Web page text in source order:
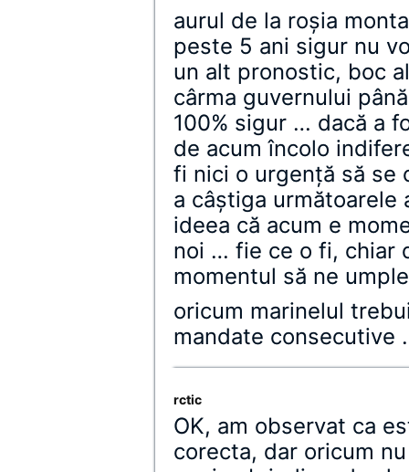
aurul de la roşia
peste 5 ani sigur nu
un alt pronostic, boc
cârma guvernului
100% sigur … dacă a
de acum încolo
fi nici o urgenţă să se
a câştiga următoarele
ideea că acum e
noi … fie ce o fi, chiar
momentul să ne
oricum marinelul
mandate consecutive
rctic
OK, am observat ca
corecta, dar oricum